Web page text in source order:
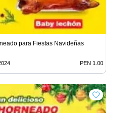
para Fiestas Navideñas
PEN 1.00